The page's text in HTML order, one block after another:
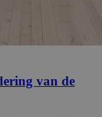
van de